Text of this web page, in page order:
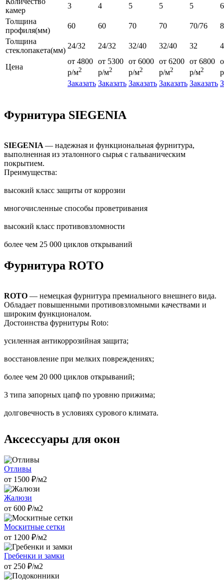
камер
3 4 5 5 5
6
Толщина
профиля(мм)
60 60 70 70 70/76
Толщина
стеклопакета(мм)
24/32 24/32 32/40 32/40 32
Цена
от 4800
р/м2
от 5300
р/м2
от 6000
р/м2
от 6200
р/м2
от 6800
р/м2
Заказать Заказать Заказать Заказать Заказать
Фурнитура SIEGENIA
SIEGENIA — надежная и функциональная фурнитура,
выполненная из эталонного сырья с гальваническим
покрытием.
Преимущества:
высокий класс защиты от коррозии
многочисленные способы проветривания
высокий класс противовзломности
более чем 25 000 циклов открываний
Фурнитура ROTO
ROTO — немецкая фурнитура премиального внешнего вида.
Обладает повышенными противовзломными качествами и
широким функционалом.
Достоинства фурнитуры Roto:
усиленная антикоррозийная защита;
восстановление при мелких повреждениях;
более чем 20 000 циклов открываний;
3 типа запорных цапф по уровню прижима;
долговечность в условиях сурового климата.
Аксессуары для окон
Отливы
от 1500 ₽/м2
Жалюзи
от 600 ₽/м2
Москитные сетки
от 1200 ₽/м2
Гребенки и замки
от 250 ₽/м2